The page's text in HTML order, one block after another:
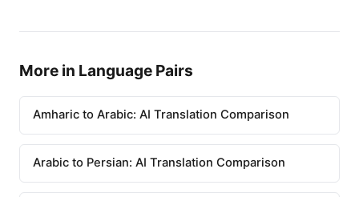
More in Language Pairs
Amharic to Arabic: AI Translation Comparison
Arabic to Persian: AI Translation Comparison